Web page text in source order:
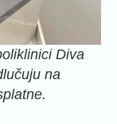
Diva
na